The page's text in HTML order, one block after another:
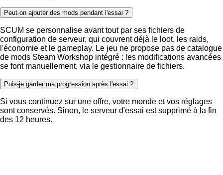
Peut-on ajouter des mods pendant l'essai ?
SCUM se personnalise avant tout par ses fichiers de
configuration de serveur, qui couvrent déjà le loot, les raids,
l'économie et le gameplay. Le jeu ne propose pas de catalogue
de mods Steam Workshop intégré : les modifications avancées
se font manuellement, via le gestionnaire de fichiers.
Puis-je garder ma progression après l'essai ?
Si vous continuez sur une offre, votre monde et vos réglages
sont conservés. Sinon, le serveur d'essai est supprimé à la fin
des 12 heures.